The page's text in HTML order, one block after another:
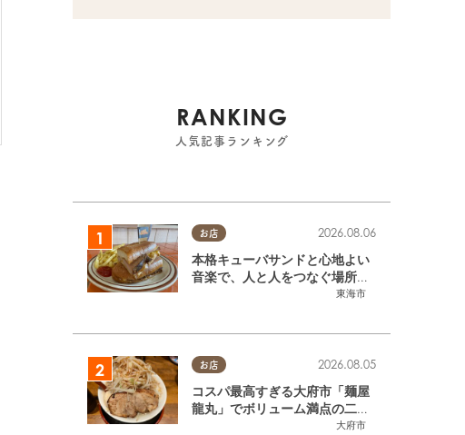
RANKING
人気記事ランキング
お店
東海市
2026.08.06
本格キューバサンドと心地よい
音楽で、人と人をつなぐ場所。
東海市「JAMMIN'STANDHOU
お店
大府市
2026.08.05
コスパ最高すぎる大府市「麺屋
龍丸」でボリューム満点の二郎
系ラーメンを堪能してきた